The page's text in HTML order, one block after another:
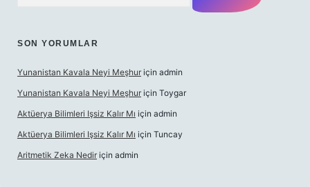
SON YORUMLAR
Yunanistan Kavala Neyi Meşhur için admin
Yunanistan Kavala Neyi Meşhur için Toygar
Aktüerya Bilimleri Işsiz Kalır Mı için admin
Aktüerya Bilimleri Işsiz Kalır Mı için Tuncay
Aritmetik Zeka Nedir için admin